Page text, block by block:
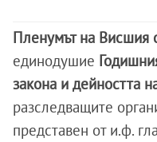
Пленумът на Висшия
единодушие
закона и дейността
разследващите
представен от и.ф.